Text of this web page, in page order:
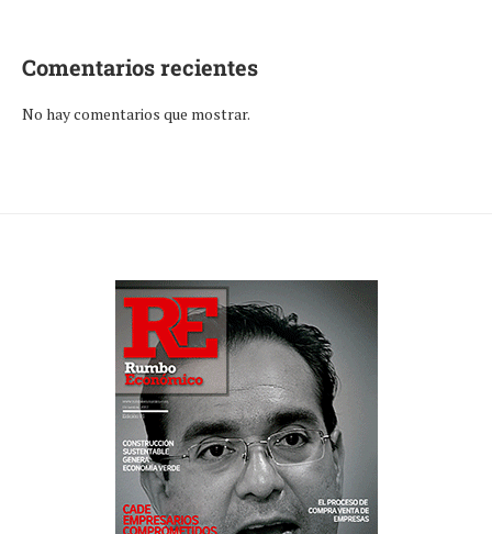
Comentarios recientes
No hay comentarios que mostrar.